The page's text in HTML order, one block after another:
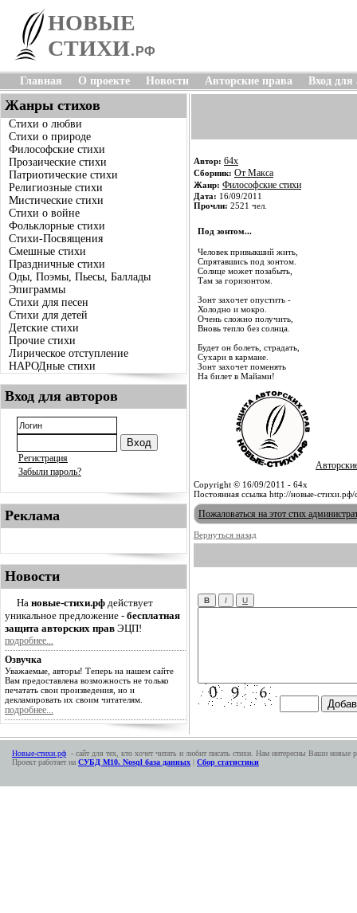
НОВЫЕ
СТИХИ. РФ
Главная О проекте Новости Авторские права Вход для
Жанры стихов
Стихи о любви
Стихи о природе
Философские стихи
Прозаические стихи
Патриотические стихи
Религиозные стихи
Мистические стихи
Стихи о войне
Фольклорные стихи
Стихи-Посвящения
Смешные стихи
Праздничные стихи
Оды, Поэмы, Пьесы, Баллады
Эпиграммы
Стихи для песен
Стихи для детей
Детские стихи
Прочие стихи
Лирическое отступление
НАРОДные стихи
Вход для авторов
Регистрация
Забыли пароль?
Реклама
Новости
На новые-стихи.рф действует
уникальное предложение - бесплатная
защита авторских прав ЭЦП!
подробнее...
Озвучка
Уважаемые, авторы! Теперь на нашем сайте
Вам предоставлена возможность не только
печатать свои произведения, но и
декламировать их своим читателям.
подробнее...
Автор: 64x
Сборник: От Макса
Жанр: Философские стихи
Дата: 16/09/2011
Прочли: 2521 чел.
Под зонтом...
Человек привыкший жить,
Спрятавшись под зонтом.
Солнце может позабыть,
Там за горизонтом.
Зонт захочет опустить -
Холодно и мокро.
Очень сложно получить,
Вновь тепло без солнца.
Будет он болеть, страдать,
Сухари в кармане.
Зонт захочет поменять
На билет в Майами!
Copyright © 16/09/2011 - 64x
Постоянная ссылка http://новые-стихи.рф/
Пожаловаться на этот стих
Вернуться назад
Новые-стихи.рф - сайт для тех, кто хочет читать и любит писать стихи. Нам интересны Ваши новые
Проект работает на СУБД М10. Nosql база данных | Сбор статистики